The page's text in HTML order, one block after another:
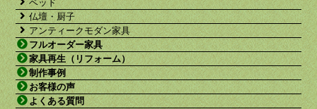
ベッド
仏壇・厨子
アンティークモダン家具
フルオーダー家具
家具再生（リフォーム）
制作事例
お客様の声
よくある質問